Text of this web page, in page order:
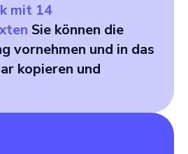
mit 14
Sie können die
vornehmen und in das
kopieren und